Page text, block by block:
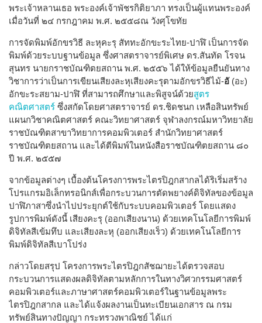
พระเจ้าหลานเธอ พระองค์เจ้าพัชรกิติยาภา ทรงเป็นผู้แทนพระองค์
เมื่อวันที่ ๒๔ กรกฎาคม พ.ศ. ๒๕๕๘ณ วังศุโขทัย
การจัดพิมพ์อักขรวิธี ละหุคะรุ สัททะอักขะระไทย-ปาฬิ เป็นการจัด
พิมพ์ด้วยระบบฐานข้อมูล ซึ่งศาสตราจารย์พิเศษ ดร.สันทัด โรจน
สุนทร นายกราชบัณฑิตยสถาน พ.ศ. ๒๕๕๖ ได้ให้ข้อมูลยืนยันทาง
วิชาการว่าเป็นการเขียนเสียงละหุเสียงคะรุตามอักขรวิธีไม้-อั(อะ)
อักขะระสยาม-ปาฬิ ที่สามารถศึกษาและพิสูจน์ด้วยสูตร
คณิตศาสตร์ ซึ่งสกัดโดยศาสตราจารย์ ดร.ชิดชนก เหลือสินทรัพย์
แผนกวิชาคณิตศาสตร์ คณะวิทยาศาสตร์ จุฬาลงกรณ์มหาวิทยาลัย
ราชบัณฑิตสาขาวิทยาการคอมพิวเตอร์ สำนักวิทยาศาสตร์
ราชบัณฑิตยสถาน และได้ตีพิมพ์ในหนังสือราชบัณฑิตยสถาน ๘๐
ปี พ.ศ. ๒๕๕๗
จากข้อมูลต่างๆ เบื้องต้นโครงการพระไตรปิฎกสากลได้ริเริ่มสร้าง
โปรแกรมอิเล็กทรอนิกส์เพื่อกระบวนการตัดพยางค์ดิจิทัลของข้อมูล
ปาฬิภาสาซึ่งนำไปประยุกต์ใช้กับระบบคอมพิวเตอร์ โดยแสดง
รูปการพิมพ์ดังนี้ เสียงคะรุ (ออกเสียงนาน) ด้วยเทคโนโลยีการพิมพ์
ดิจิทัลสีเข้มทึบ และเสียงละหุ (ออกเสียงเร็ว) ด้วยเทคโนโลยีการ
พิมพ์ดิจิทัลสีเบาโปร่ง
กล่าวโดยสรุป โครงการพระไตรปิฎกสัชฌายะได้ตรวจสอบ
กระบวนการแสดงผลดิจิทัลตามหลักการในทางวิศวกรรมศาสตร์
คอมพิวเตอร์และภาษาศาสตร์คอมพิวเตอร์ในฐานข้อมูลพระ
ไตรปิฎกสากล และได้แจ้งผลงานเป็นทะเบียนเอกสาร ณ กรม
ทรัพย์สินทางปัญญา กระทรวงพาณิชย์ ได้แก่